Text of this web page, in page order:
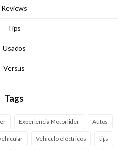
Reviews
Tips
Usados
Versus
Tags
Experiencia Motorlider Autos
Vehículo eléctricos tips